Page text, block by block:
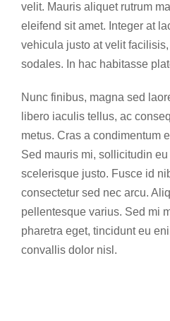
velit. Mauris aliquet rutrum
eleifend sit amet. Integer at
vehicula justo at velit
sodales. In hac habitasse
Nunc finibus, magna sed
libero iaculis tellus, ac
metus. Cras a condimentum
Sed mauris mi, sollicitudin
scelerisque justo. Fusce id
consectetur sed nec arcu.
pellentesque varius. Sed mi
pharetra eget, tincidunt eu
convallis dolor nisl.